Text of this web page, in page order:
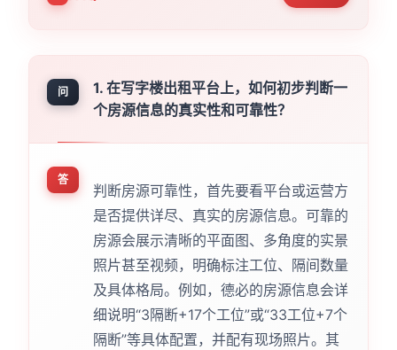
问
1. 在写字楼出租平台上，如何初步判断一
个房源信息的真实性和可靠性？
答
判断房源可靠性，首先要看平台或运营方
是否提供详尽、真实的房源信息。可靠的
房源会展示清晰的平面图、多角度的实景
照片甚至视频，明确标注工位、隔间数量
及具体格局。例如，德必的房源信息会详
细说明“3隔断+17个工位”或“33工位+7个
隔断”等具体配置，并配有现场照片。其